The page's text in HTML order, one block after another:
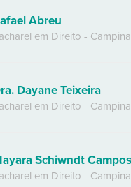
Abreu
em Direito -
Dayane Teixeira
em Direito -
Schiwndt
em Direito -